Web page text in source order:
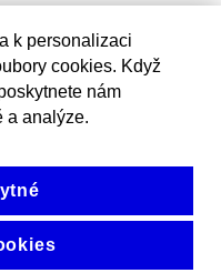
k personalizaci
cookies. Když
nám
a analýze.